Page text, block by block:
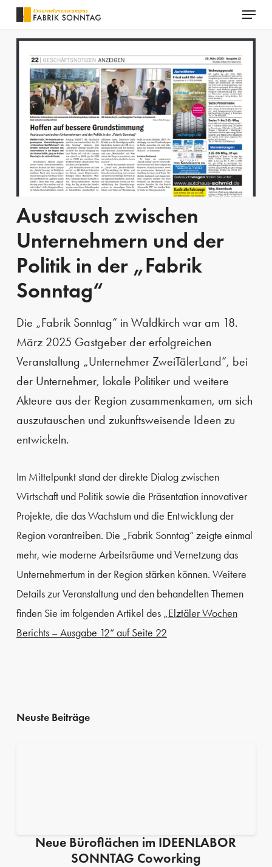
Skip
Menu
Austausch zwischen
Unternehmern und der
Politik in der „Fabrik
Sonntag“
Die „Fabrik Sonntag“ in Waldkirch war am 18.
März 2025 Gastgeber der erfolgreichen
Veranstaltung „Unternehmer ZweiTälerLand“, bei
der Unternehmer, lokale Politiker und weitere
Akteure aus der Region zusammenkamen, um sich
auszutauschen und zukunftsweisende Ideen zu
entwickeln.
Im Mittelpunkt stand der direkte Dialog zwischen
Wirtschaft und Politik sowie die Präsentation innovativer
Projekte, die das Wachstum und die Entwicklung der
Region vorantreiben. Die „Fabrik Sonntag“ zeigte einmal
mehr, wie moderne Arbeitsräume und Vernetzung das
Unternehmertum in der Region stärken können. Weitere
Details zur Veranstaltung und den behandelten Themen
finden Sie im folgenden Artikel des „Elztäler Wochen
Berichts – Ausgabe 12“ auf Seite 22
Neuste Beiträge
Neue Büroflächen im IDEENLABOR
SONNTAG Coworking
Close
Menu